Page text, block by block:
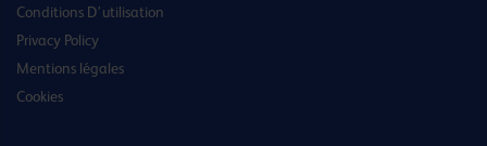
Conditions D’utilisation
Privacy Policy
Mentions légales
Cookies